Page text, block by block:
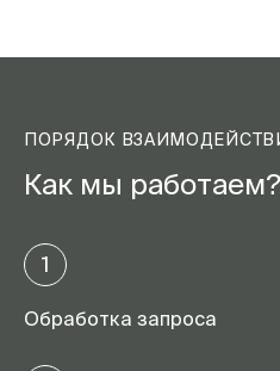
ПОРЯДОК
Как мы работаем?
1
Обработка запроса